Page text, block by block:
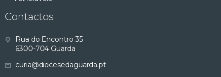
Contactos
Rua do Encontro 35
6300-704 Guarda
curia@diocesedaguarda.pt